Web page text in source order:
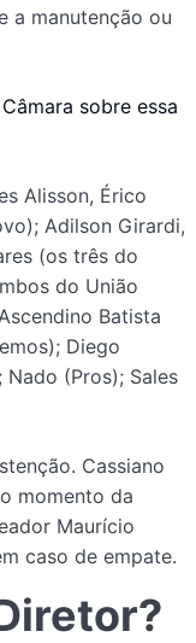
a manutenção ou
sobre essa
Alisson, Érico
Adilson Girardi,
(os três do
do União
Batista
Diego
Nado (Pros); Sales
Cassiano
momento da
Maurício
caso de empate.